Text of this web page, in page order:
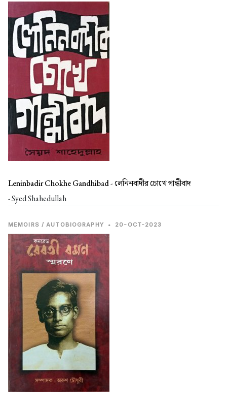
Leninbadir Chokhe Gandhibad -লেনিনবাদীর চোখে গান্ধীবাদ
- Syed Shahedullah
MEMOIRS / AUTOBIOGRAPHY • 20-OCT-2023